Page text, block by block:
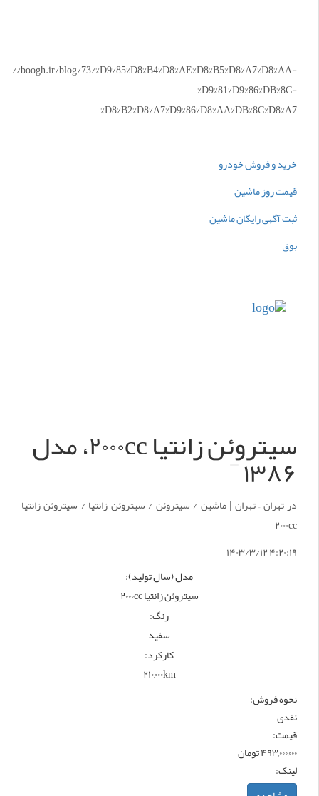
boogh.ir/blog/73/%D9%85%D8%B4%D8%AE%D8%B5%D8%A7%D8%AA-
%D9%81%D9%86%DB%8C-
%D8%B2%D8%A7%D9%86%D8%AA%DB%8C%D8%A7
خرید و فروش خودرو
قیمت روز ماشین
ثبت آگهی رایگان ماشین
بوق
سیتروئن زانتیا ۲۰۰۰cc، مدل
۱۳۸۶
در تهران – تهران | ماشین / سیتروئن / سیتروئن زانتیا / سیتروئن زانتیا
۲۰۰۰cc
۴:۲۰:۱۹ ۱۴۰۳/۳/۱۲
مدل (سال تولید):
سیتروئن زانتیا ۲۰۰۰cc
رنگ:
سفید
کارکرد:
۲۱۰,۰۰۰km
نحوه فروش:
نقدی
قیمت:
۴۹۳,۰۰۰,۰۰۰ تومان
لینک: